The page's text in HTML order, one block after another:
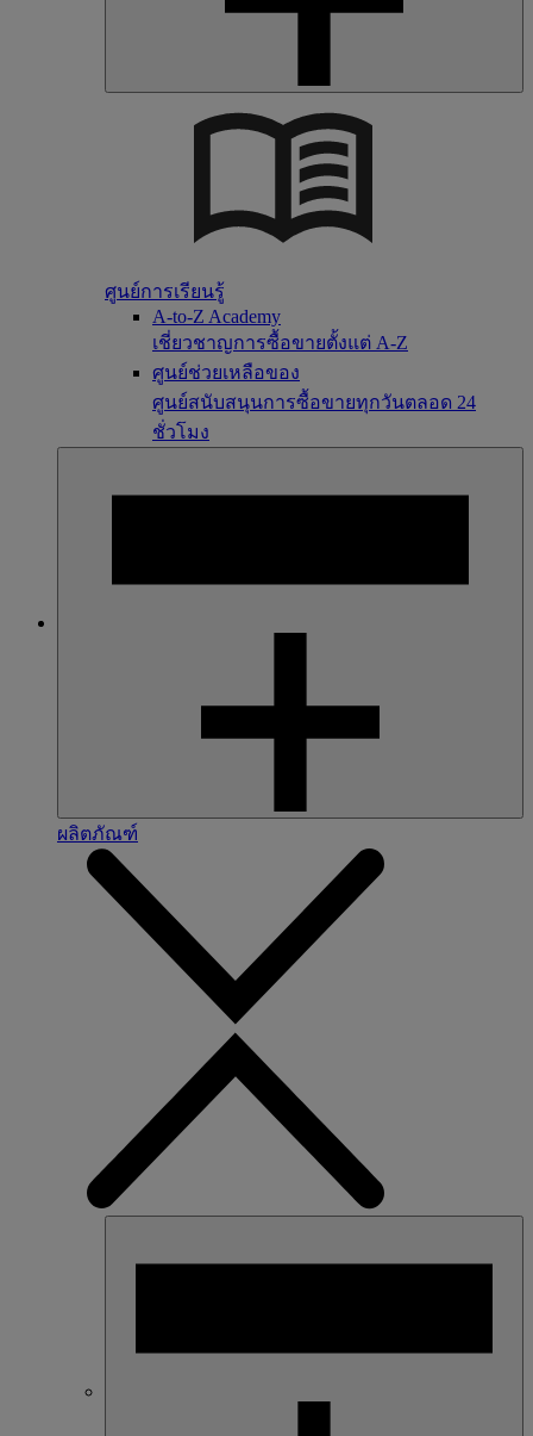
ศูนย์การเรียนรู้
A-to-Z Academy
เชี่ยวชาญการซื้อขายตั้งแต่ A-Z
ศูนย์ช่วยเหลือของ
ศูนย์สนับสนุนการซื้อขายทุกวันตลอด 24
ชั่วโมง
ผลิตภัณฑ์